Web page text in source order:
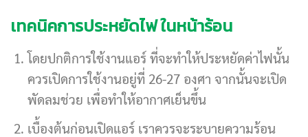
เทคนิคการประหยัดไฟ ในหน้าร้อน
โดยปกติการใช้งานแอร์ ที่จะทำให้ประหยัดค่าไฟนั้น
ควรเปิดการใช้งานอยู่ที่ 26-27 องศา จากนั้นจะเปิด
พัดลมช่วย เพื่อทำให้อากาศเย็นขึ้น
เบื้องต้นก่อนเปิดแอร์ เราควรจะระบายความร้อน